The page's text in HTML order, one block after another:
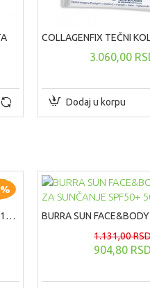
3.060,00
Dodaj u korpu
BURRA SUN Face Cream SPF 50+, 100ml
904,80 RSD
1.131,00